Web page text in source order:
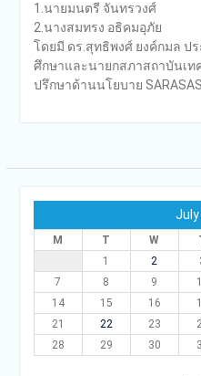
1.นายมนตรี จันทรวงศ์
2.นางสมทรง อธิคมอุภัย
โดยมี ดร.สุทธิพงศ์ ยงค์กมล ป
ศึกษาและนายกสภาสถาบันเ
ปรึกษาด้านนโยบาย
July
M T W
1
2
7
8 9
14
15 16
21
22 23
28
29 30